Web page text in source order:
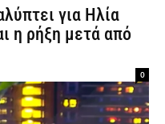
για Ηλία
η ρήξη μετά από
0